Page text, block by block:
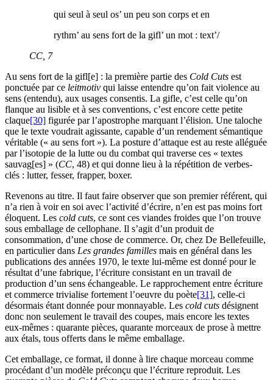
qui seul à seul os’ un peu son corps et en
rythm’ au sens fort de la gifl’ un mot : text’/
CC 7
Au sens fort de la gifl[e] : la première partie des Cold Cuts est
ponctuée par ce leitmotiv qui laisse entendre qu’on fait violence au
sens (entendu), aux usages consentis. La gifle, c’est celle qu’on
flanque au lisible et à ses conventions, c’est encore cette petite
claque[30] figurée par l’apostrophe marquant l’élision. Une taloche
que le texte voudrait agissante, capable d’un rendement sémantique
véritable (« au sens fort »). La posture d’attaque est au reste alléguée
par l’isotopie de la lutte ou du combat qui traverse ces « textes
sauvag[es] » (CC, 48) et qui donne lieu à la répétition de verbes-
clés : lutter, fesser, frapper, boxer.
Revenons au titre. Il faut faire observer que son premier référent, qui
n’a rien à voir en soi avec l’activité d’écrire, n’en est pas moins fort
éloquent. Les cold cuts, ce sont ces viandes froides que l’on trouve
sous emballage de cellophane. Il s’agit d’un produit de
consommation, d’une chose de commerce. Or, chez De Bellefeuille,
en particulier dans Les grandes familles mais en général dans les
publications des années 1970, le texte lui-même est donné pour le
résultat d’une fabrique, l’écriture consistant en un travail de
production d’un sens échangeable. Le rapprochement entre écriture
et commerce trivialise fortement l’oeuvre du poète[31], celle-ci
désormais étant donnée pour monnayable. Les cold cuts désignent
donc non seulement le travail des coupes, mais encore les textes
eux-mêmes : quarante pièces, quarante morceaux de prose à mettre
aux étals, tous offerts dans le même emballage.
Cet emballage, ce format, il donne à lire chaque morceau comme
procédant d’un modèle préconçu que l’écriture reproduit. Les